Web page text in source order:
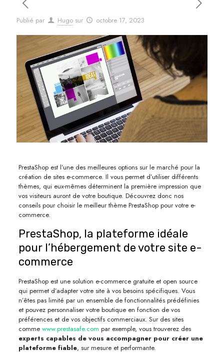
Publié par Hugo sur octobre 17, 2023
PrestaShop est l’une des meilleures options sur le marché pour la
création de sites e-commerce. Il vous permet d’utiliser différents
thèmes, qui eux-mêmes déterminent la première impression que
vos visiteurs auront de votre boutique. Découvrez donc nos
conseils pour choisir le meilleur thème PrestaShop pour votre e-
commerce.
PrestaShop, la plateforme idéale
pour l’hébergement de votre site e-
commerce
PrestaShop est une solution e-commerce gratuite et open source
qui permet d’adapter votre site à vos besoins spécifiques. Vous
n’êtes pas limité par un ensemble de fonctionnalités prédéfinies
et pouvez personnaliser votre boutique en fonction de vos
préférences et de vos objectifs commerciaux. Sur des sites
comme www.prestasafe.com par exemple, vous trouverez des
experts capables de vous accompagner pour créer une
plateforme fiable, sur mesure et performante.